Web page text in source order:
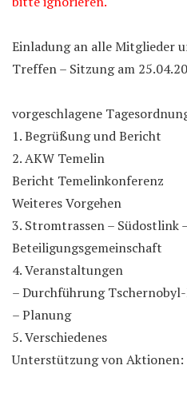
Einladung an alle Mitglieder
Treffen – Sitzung am
vorgeschlagene
1. Begrüßung und Bericht
2. AKW Temelin
Bericht Temelinkonferenz
Weiteres Vorgehen
3. Stromtrassen – Südostlink
Beteiligungsgemeinschaft
4. Veranstaltungen
– Durchführung
– Planung
5. Verschiedenes
Unterstützung von